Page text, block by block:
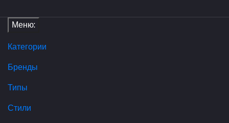
Меню:
Категории
Бренды
Типы
Стили